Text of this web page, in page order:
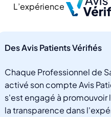
L’expérience
Des Avis Patients Vérifiés
Chaque Professionnel de
activé son compte Avis
s'est engagé à promouvoir
la transparence dans